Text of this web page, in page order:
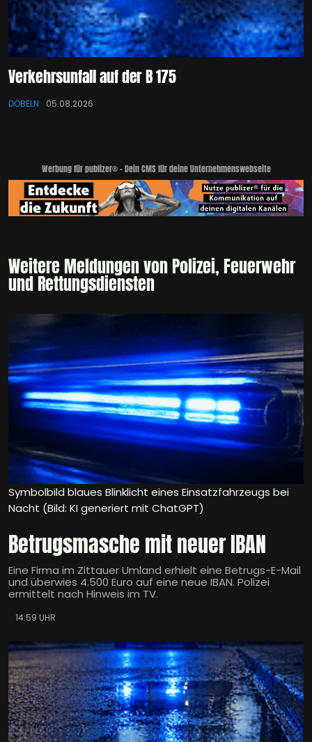
Verkehrsunfall auf der B 175
DÖBELN 05.08.2026
Werbung für publizer® - Dein CMS für deine Unternehmenswebseite
Weitere Meldungen von Polizei, Feuerwehr
und Rettungsdiensten
Symbolbild blaues Blinklicht eines Einsatzfahrzeugs bei
Nacht (Bild: KI generiert mit ChatGPT)
Betrugsmasche mit neuer IBAN
Eine Firma im Zittauer Umland erhielt eine Betrugs-E-Mail
und überwies 4.500 Euro auf eine neue IBAN. Polizei
ermittelt nach Hinweis im TV.
14:59 UHR